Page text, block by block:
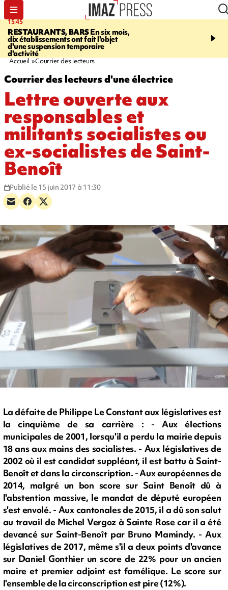
15:45
RESTAURANTS, BARSEn six mois,
dix établissements ont fait l'objet
d'une suspension temporaire
d'activité
17:17
Angeles, un homme vit
Accueil Courrier des lecteurs
Courrier des lecteurs d'une électrice
Lettre ouverte aux
responsables et
militants socialistes ou
ex-socialistes de Saint-
Benoît
Publié le 15 juin 2017 à 11:30
La défaite de Philippe Le Constant aux législatives est
la cinquième de sa carrière : - Aux élections
municipales de 2001, lorsqu'il a perdu la mairie depuis
18 ans aux mains des socialistes. - Aux législatives de
2002 où il est candidat suppléant, il est battu à Saint-
Benoît et dans la circonscription. - Aux européennes de
2014, malgré un bon score sur Saint Benoît dû à
l'abstention massive, le mandat de député européen
s'est envolé. - Aux cantonales de 2015, il a dû son salut
au travail de Michel Vergoz à Sainte Rose car il a été
devancé sur Saint-Benoît par Bruno Mamindy. - Aux
législatives de 2017, même s'il a deux points d'avance
sur Daniel Gonthier un score de 22% pour un ancien
maire et premier adjoint est famélique. Le score sur
l'ensemble de la circonscription est pire (12%).